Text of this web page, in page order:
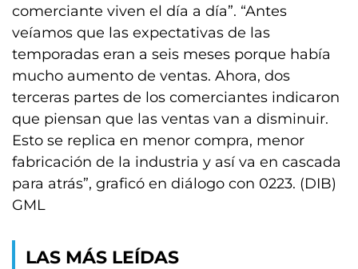
comerciante viven el día a día”. “Antes
veíamos que las expectativas de las
temporadas eran a seis meses porque había
mucho aumento de ventas. Ahora, dos
terceras partes de los comerciantes indicaron
que piensan que las ventas van a disminuir.
Esto se replica en menor compra, menor
fabricación de la industria y así va en cascada
para atrás”, graficó en diálogo con 0223. (DIB)
GML
LAS MÁS LEÍDAS